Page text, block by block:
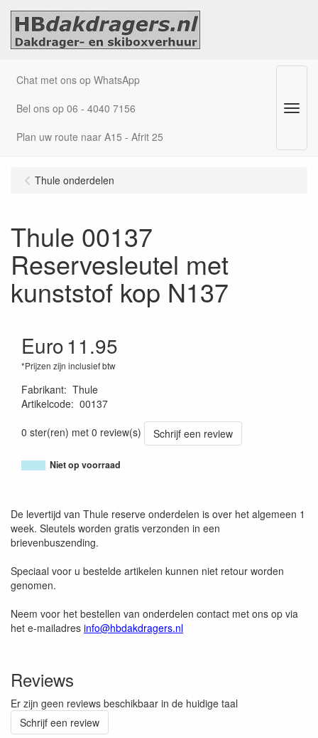
Chat met ons op WhatsApp
Bel ons op 06 - 4040 7156
Plan uw route naar A15 - Afrit 25
Menu
Thule onderdelen
Thule 00137
Reservesleutel met
kunststof kop N137
Euro11.95
*Prijzen zijn inclusief btw
Fabrikant: Thule
Artikelcode: 00137
0 ster(ren) met 0 review(s)
Schrijf een review
Niet op voorraad
De levertijd van Thule reserve onderdelen is over het algemeen 1
week. Sleutels worden gratis verzonden in een
brievenbuszending.
Speciaal voor u bestelde artikelen kunnen niet retour worden
genomen.
Neem voor het bestellen van onderdelen contact met ons op via
het e-mailadres info@hbdakdragers.nl
Reviews
Er zijn geen reviews beschikbaar in de huidige taal
Schrijf een review